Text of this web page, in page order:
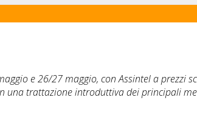
e 26/27 maggio, con Assintel a prezzi
una trattazione introduttiva dei principali